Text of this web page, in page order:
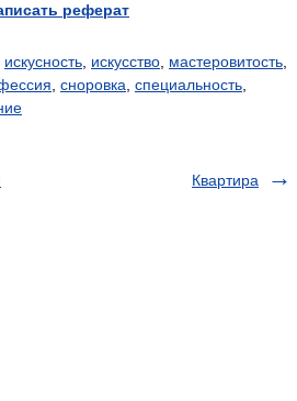
реферат
искусность искусство мастеровитость
сноровка специальность
Квартира